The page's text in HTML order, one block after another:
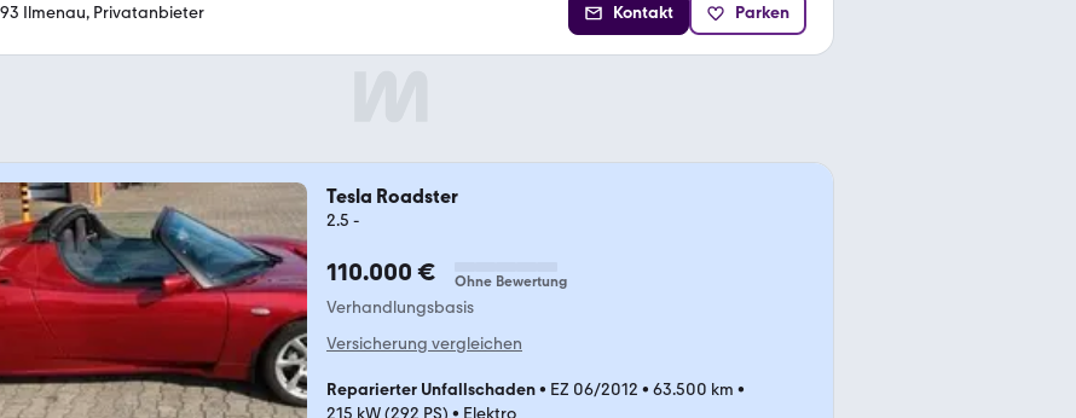
Ilmenau, Privatanbieter Kontakt Parken
Tesla Roadster
2.5 -
110.000 € Ohne Bewertung
Verhandlungsbasis
Versicherung vergleichen
Reparierter Unfallschaden• EZ 06/2012 • 63.500 km •
215 kW (292 PS) • Elektro